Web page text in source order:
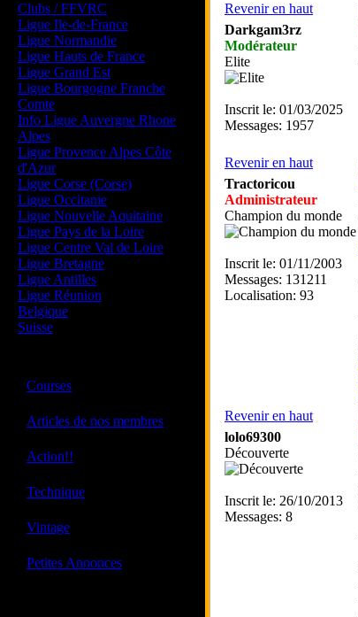
Clubs / FFVRC
Ligue Ile-de-France
Ligue Normandie
Ligue Hauts de France
Ligue Grand Est
Ligue Bourgogne Franche
Comte
Info Ligue Auvergne Rhone
Alpes
Ligue Provence Alpes Côte
d'Azur
Ligue Corse (Corse)
Ligue Occitanie
Ligue Nouvelle Aquitaine
Ligue Pays de la Loire
Ligue Centre Val de Loire
Ligue Bretagne
Ligue Antilles
Ligue Réunion
Belgique
Suisse
Courses
Articles de nos membres
Action!!
Technique
Vintage
Petites Annonces
Revenir en haut
Darkgam3rz
Modérateur
Elite
Inscrit le: 01/03/2025
Messages: 1957
Revenir en haut
Tractoricou
Administrateur
Champion du monde
Inscrit le: 01/11/2003
Messages: 131211
Localisation: 93
Revenir en haut
lolo69300
Découverte
Inscrit le: 26/10/2013
Messages: 8